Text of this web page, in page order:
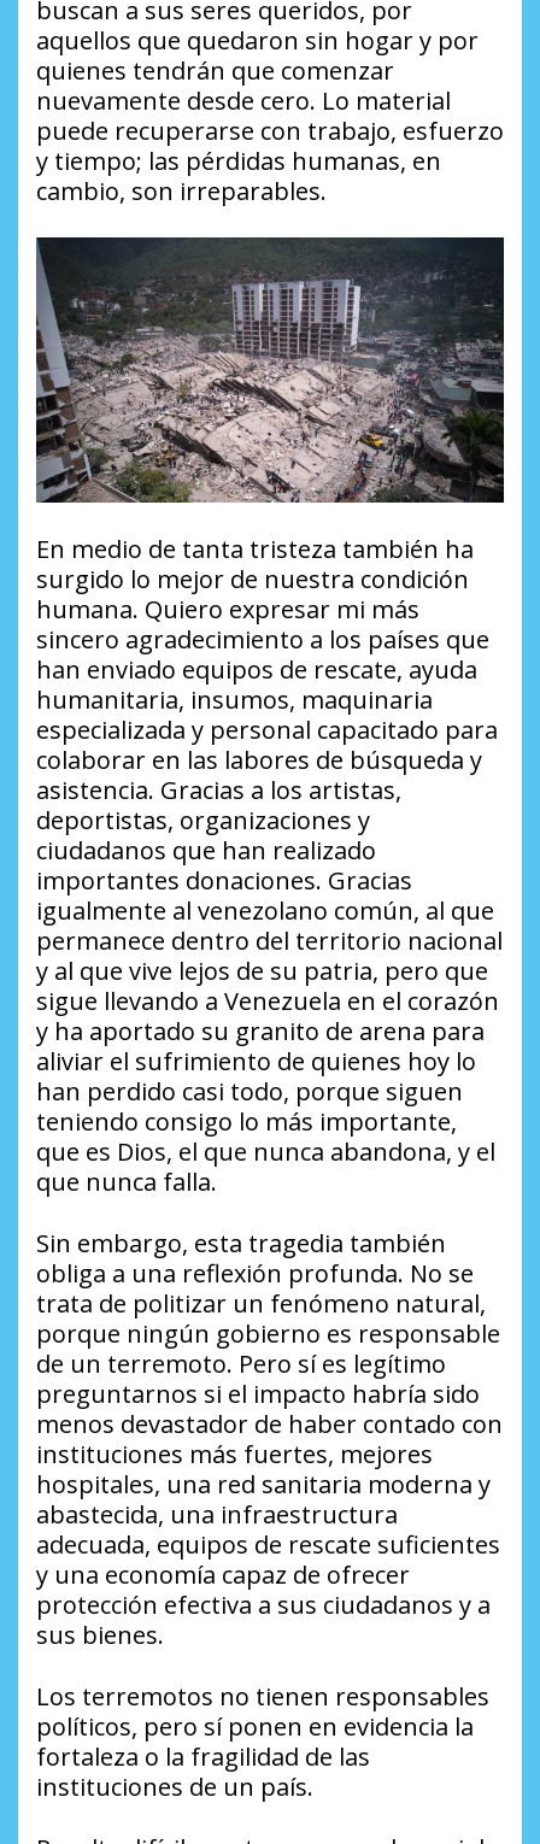
buscan a sus seres queridos, por
aquellos que quedaron sin hogar y por
quienes tendrán que comenzar
nuevamente desde cero. Lo material
puede recuperarse con trabajo, esfuerzo
y tiempo; las pérdidas humanas, en
cambio, son irreparables.
En medio de tanta tristeza también ha
surgido lo mejor de nuestra condición
humana. Quiero expresar mi más
sincero agradecimiento a los países que
han enviado equipos de rescate, ayuda
humanitaria, insumos, maquinaria
especializada y personal capacitado para
colaborar en las labores de búsqueda y
asistencia. Gracias a los artistas,
deportistas, organizaciones y
ciudadanos que han realizado
importantes donaciones. Gracias
igualmente al venezolano común, al que
permanece dentro del territorio nacional
y al que vive lejos de su patria, pero que
sigue llevando a Venezuela en el corazón
y ha aportado su granito de arena para
aliviar el sufrimiento de quienes hoy lo
han perdido casi todo, porque siguen
teniendo consigo lo más importante,
que es Dios, el que nunca abandona, y el
que nunca falla.
Sin embargo, esta tragedia también
obliga a una reflexión profunda. No se
trata de politizar un fenómeno natural,
porque ningún gobierno es responsable
de un terremoto. Pero sí es legítimo
preguntarnos si el impacto habría sido
menos devastador de haber contado con
instituciones más fuertes, mejores
hospitales, una red sanitaria moderna y
abastecida, una infraestructura
adecuada, equipos de rescate suficientes
y una economía capaz de ofrecer
protección efectiva a sus ciudadanos y a
sus bienes.
Los terremotos no tienen responsables
políticos, pero sí ponen en evidencia la
fortaleza o la fragilidad de las
instituciones de un país.